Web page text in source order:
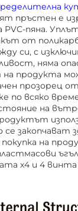
пръстен е
PVC-пяна.
от
си, с
няма
на продукта
прозорец
по всяко
на
закопчават
на
х4 и 4 винта